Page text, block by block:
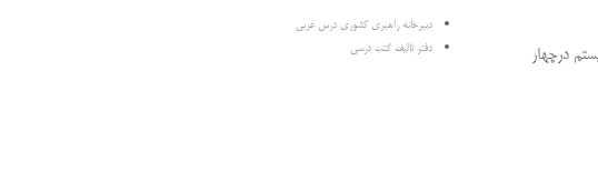
دبیرخانه راهبری کشوری درس عربی
دفتر تالیف کتب درسی